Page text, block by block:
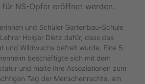
NS-Opfer eröffnet werden.
und Schüler Gartenbau-Schule
Holger Dietz dafür, dass das
und Wildwuchs befreit wurde. Eine 5.
beschäftigte sich mit dem
und malte ihre Assoziationen zum
Tag der Menschenrechte, am